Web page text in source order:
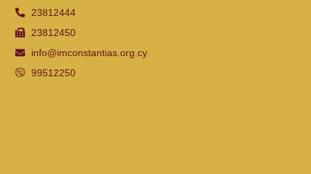
23812444
23812450
info@imconstantias.org.cy
99512250